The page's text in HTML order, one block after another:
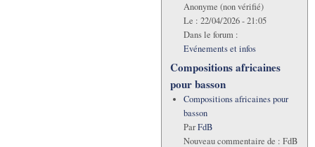
Anonyme (non vérifié)
Le : 22/04/2026 - 21:05
Dans le forum :
Evénements et infos
Compositions africaines
pour basson
Compositions africaines pour
basson
ParFdB
Nouveau commentaire de : FdB